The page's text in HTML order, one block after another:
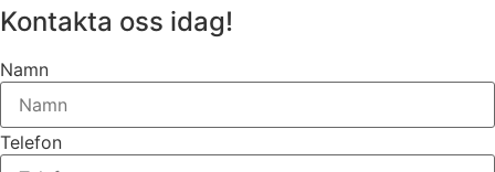
Kontakta oss idag!
Namn
Telefon